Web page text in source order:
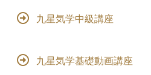
九星気学中級講座
九星気学基礎動画講座